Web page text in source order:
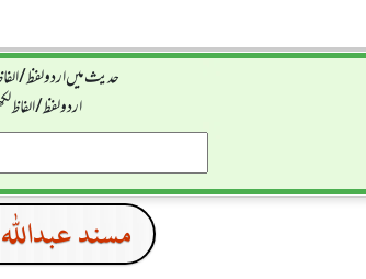
حدیث میں اردو لفظ/
اردو لفظ / الفاظ
مسند